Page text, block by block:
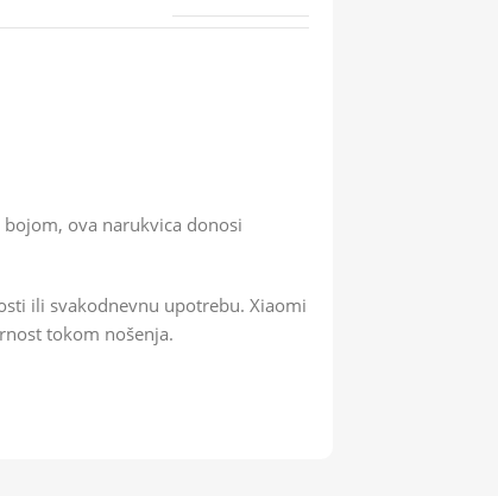
ova narukvica donosi
ili svakodnevnu upotrebu. Xiaomi
tokom nošenja.